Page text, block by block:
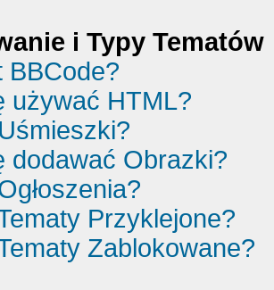
i Typy Tematów
BBCode?
używać HTML?
dodawać Obrazki?
Przyklejone?
Zablokowane?